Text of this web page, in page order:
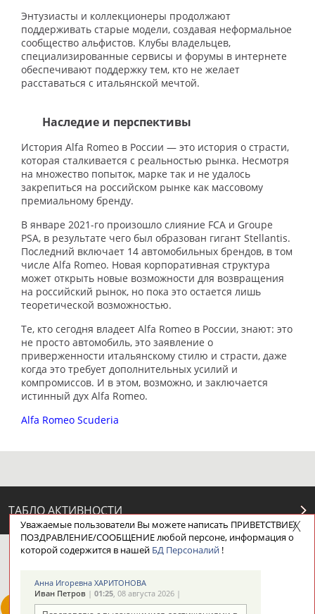
Энтузиасты и коллекционеры продолжают
поддерживать старые модели, создавая неформальное
сообщество альфистов. Клубы владельцев,
специализированные сервисы и форумы в интернете
обеспечивают поддержку тем, кто не желает
расставаться с итальянской мечтой.
Наследие и перспективы
История Alfa Romeo в России — это история о страсти,
которая сталкивается с реальностью рынка. Несмотря
на множество попыток, марке так и не удалось
закрепиться на российском рынке как массовому
премиальному бренду.
В январе 2021-го произошло слияние FCA и Groupe
PSA, в результате чего был образован гигант Stellantis.
Последний включает 14 автомобильных брендов, в том
числе Alfa Romeo. Новая корпоративная структура
может открыть новые возможности для возвращения
на российский рынок, но пока это остается лишь
теоретической возможностью.
Те, кто сегодня владеет Alfa Romeo в России, знают: это
не просто автомобиль, это заявление о
приверженности итальянскому стилю и страсти, даже
когда это требует дополнительных усилий и
компромиссов. И в этом, возможно, и заключается
истинный дух Alfa Romeo.
Alfa Romeo Scuderia
ТАБЛО АКТИВНОСТИ
ЦЕЛИ ПРОЕКТА НАШИ КНОПКИ
Уважаемые пользователи Вы можете написать ПРИВЕТСТВИЕ/
ПОЗДРАВЛЕНИЕ/СООБЩЕНИЕ любой персоне, информация о
которой содержится в нашей БД Персоналий!
Анна Игоревна ХАРИТОНОВА
Иван Петров| 01:25, 08 августа 2026 |